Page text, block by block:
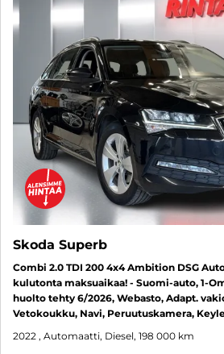
Skoda Superb
Combi 2.0 TDI 200 4x4 Ambition DSG
kulutonta maksuaikaa! - Suomi-auto, 1-
huolto tehty 6/2026, Webasto, Adapt.
Vetokoukku, Navi, Peruutuskamera,
2022 , Automaatti, Diesel, 198 000 km